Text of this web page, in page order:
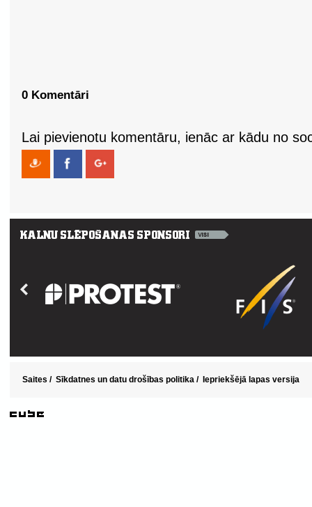
0 Komentāri
Lai pievienotu komentāru, ienāc ar kādu no
Saites / Sīkdatnes un datu drošības politika / Iepriekšējā lapas versija